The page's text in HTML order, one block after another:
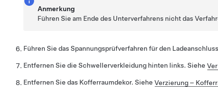
Anmerkung
Führen Sie am Ende des Unterverfahrens nicht das
Führen Sie das Spannungsprüfverfahren für den
Entfernen Sie die Schwellerverkleidung hinten links. Siehe
Entfernen Sie das Kofferraumdekor. Siehe Verzierung –